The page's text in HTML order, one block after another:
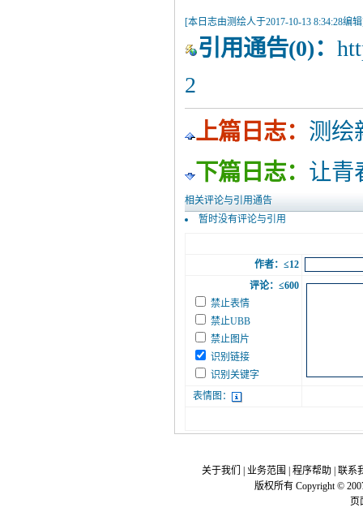
[本日志由测绘人于2017-10-13 8:34:28编
引用通告(0)：
2
上篇日志： 测绘
下篇日志： 让青
相关评论与引用通告
暂时没有评论与引用
作者：≤12
评论：≤600
禁止表情
禁止UBB
禁止图片
识别链接
识别关键字
表情图：
关于我们 业务范围 程序帮助 联系
版权所有 Copyright ©
页